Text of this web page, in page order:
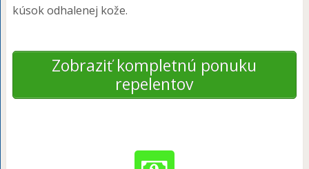
kúsok odhalenej kože.
Zobraziť kompletnú ponuku
repelentov